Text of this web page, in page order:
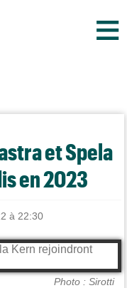
≡
et Spela
en 2023
à 22:30
Photo : Sirotti